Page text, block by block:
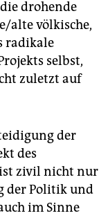
drohende
alte völkische,
radikale
selbst,
zuletzt auf
der
des
zivil nicht nur
der Politik und
im Sinne